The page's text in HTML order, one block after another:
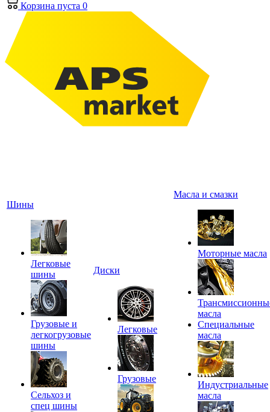
Корзина пуста 0
Шины
Легковые
шины
Грузовые и
легкогрузовые
шины
Сельхоз и
спец шины
Диски
Легковые
Грузовые
Масла и смазки
Моторные масла
масла
Специальные
масла
Индустриальные
масла